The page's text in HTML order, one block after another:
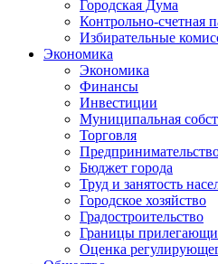
Городская Дума
Контрольно-счетная
Избирательные
Экономика
Экономика
Финансы
Инвестиции
Муниципальная
Торговля
Бюджет города
Труд и занятость
Городское хозяйство
Градостроительство
Границы
Оценка